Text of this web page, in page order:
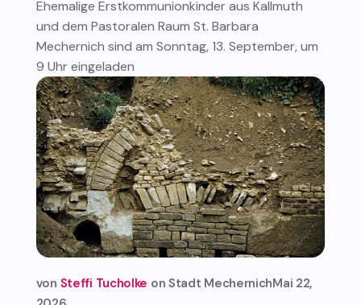
Ehemalige Erstkommunionkinder aus Kallmuth
und dem Pastoralen Raum St. Barbara
Mechernich sind am Sonntag, 13. September, um
9 Uhr eingeladen
von Steffi Tucholke Stadt MechernichMai 22,